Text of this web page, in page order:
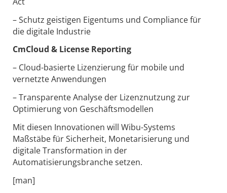
– Schutz geistigen Eigentums und Compliance für
die digitale Industrie
CmCloud & License Reporting
– Cloud-basierte Lizenzierung für mobile und
vernetzte Anwendungen
– Transparente Analyse der Lizenznutzung zur
Optimierung von Geschäftsmodellen
Mit diesen Innovationen will Wibu-Systems
Maßstäbe für Sicherheit, Monetarisierung und
digitale Transformation in der
Automatisierungsbranche setzen.
[man]